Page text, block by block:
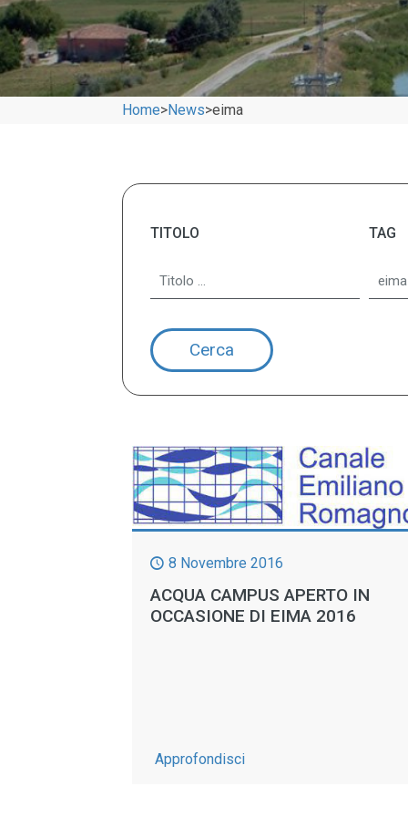
Home>News>eima
TITOLO TAG
8 Novembre 2016
ACQUA CAMPUS APERTO IN
OCCASIONE DI EIMA 2016
Approfondisci-